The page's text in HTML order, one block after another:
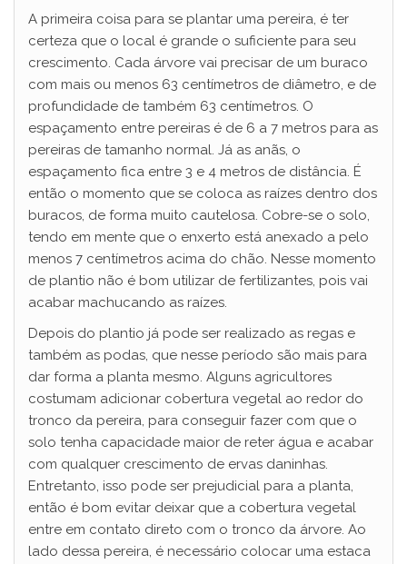
A primeira coisa para se plantar uma pereira, é ter
certeza que o local é grande o suficiente para seu
crescimento. Cada árvore vai precisar de um buraco
com mais ou menos 63 centímetros de diâmetro, e de
profundidade de também 63 centímetros. O
espaçamento entre pereiras é de 6 a 7 metros para as
pereiras de tamanho normal. Já as anãs, o
espaçamento fica entre 3 e 4 metros de distância. É
então o momento que se coloca as raízes dentro dos
buracos, de forma muito cautelosa. Cobre-se o solo,
tendo em mente que o enxerto está anexado a pelo
menos 7 centímetros acima do chão. Nesse momento
de plantio não é bom utilizar de fertilizantes, pois vai
acabar machucando as raízes.
Depois do plantio já pode ser realizado as regas e
também as podas, que nesse período são mais para
dar forma a planta mesmo. Alguns agricultores
costumam adicionar cobertura vegetal ao redor do
tronco da pereira, para conseguir fazer com que o
solo tenha capacidade maior de reter água e acabar
com qualquer crescimento de ervas daninhas.
Entretanto, isso pode ser prejudicial para a planta,
então é bom evitar deixar que a cobertura vegetal
entre em contato direto com o tronco da árvore. Ao
lado dessa pereira, é necessário colocar uma estaca